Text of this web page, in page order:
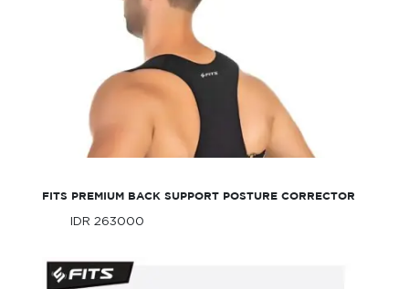
FITS PREMIUM BACK SUPPORT POSTURE CORRECTOR
IDR 263000
FITS Premium Back Support Posture
Corrector